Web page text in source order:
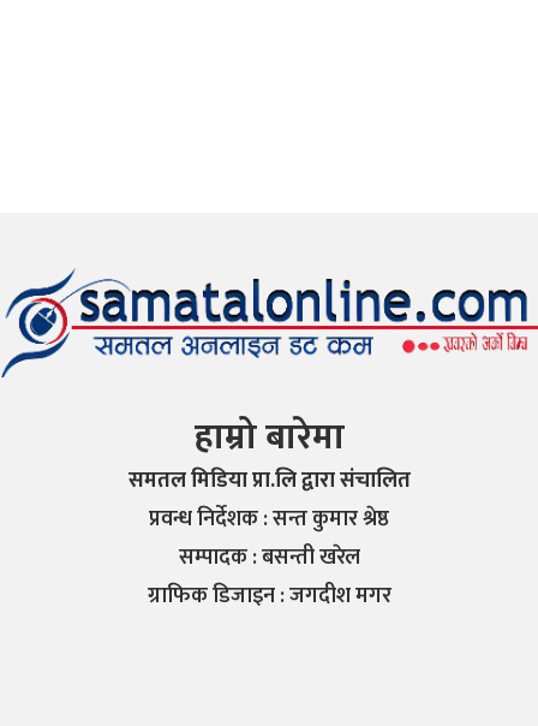
हाम्रो बारेमा
समतल मिडिया प्रा.लि द्वारा संचालित
प्रवन्ध निर्देशक : सन्त कुमार श्रेष्ठ
सम्पादक : बसन्ती खरेल
ग्राफिक डिजाइन : जगदीश मगर